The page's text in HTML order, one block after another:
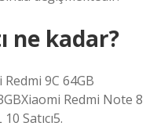
ne kadar?
Redmi 9C 64GB
Redmi Note 8
Satıcı5.